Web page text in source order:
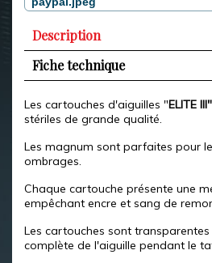
Description
Fiche technique
Les cartouches d'aiguilles "ELITE III"
stériles de grande qualité.
Les magnum sont parfaites pour
ombrages.
Chaque cartouche présente une
empêchant encre et sang de
Les cartouches sont
complète de l'aiguille pendant le